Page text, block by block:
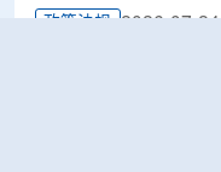
政策法规 2026-07-24